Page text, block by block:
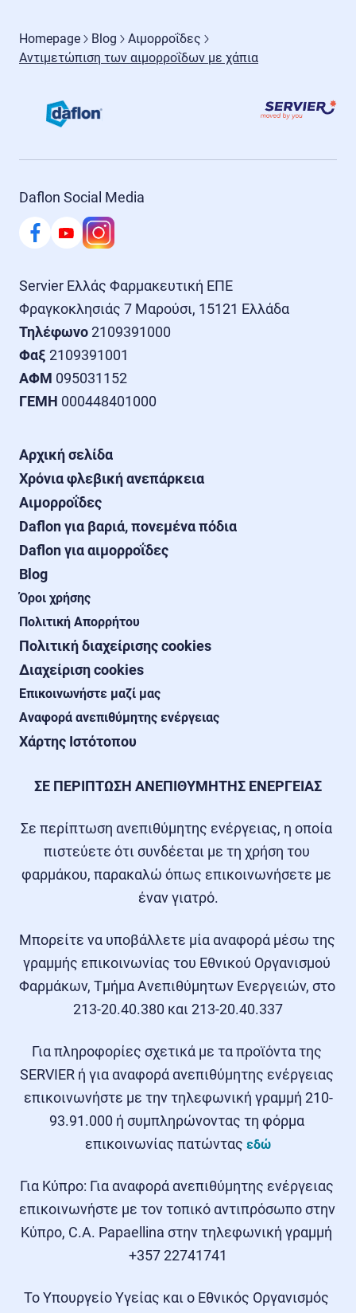
Homepage Blog
Αιμορροΐδες
Αντιμετώπιση των αιμορροΐδων με χάπια
Daflon Social Media
Servier Ελλάς Φαρμακευτική ΕΠΕ
Τηλέφωνο
Φαξ
ΑΦΜ
ΓΕΜΗ 000448401000
Αρχική σελίδα
Χρόνια φλεβική ανεπάρκεια
Αιμορροΐδες
Daflon για βαριά, πονεμένα πόδια
Daflon για αιμορροΐδες
Blog
Όροι χρήσης
Πολιτική Απορρήτου
Πολιτική διαχείρισης cookies
Διαχείριση cookies
Επικοινωνήστε μαζί μας
Αναφορά ανεπιθύμητης ενέργειας
Χάρτης Ιστότοπου
ΣΕ ΠΕΡΙΠΤΩΣΗ ΑΝΕΠΙΘΥΜΗΤΗΣ ΕΝΕΡΓΕΙΑΣ
Σε περίπτωση ανεπιθύμητης ενέργειας, η οποία
πιστεύετε ότι συνδέεται με τη χρήση του
φαρμάκου, παρακαλώ όπως επικοινωνήσετε με
έναν γιατρό.
Μπορείτε να υποβάλλετε μία αναφορά μέσω της
γραμμής επικοινωνίας του Εθνικού Οργανισμού
Φαρμάκων, Τμήμα Ανεπιθύμητων Ενεργειών, στο
213-20.40.380 και 213-20.40.337
Για πληροφορίες σχετικά με τα προϊόντα της
SERVIER ή για αναφορά ανεπιθύμητης ενέργειας
επικοινωνήστε με την τηλεφωνική γραμμή 210-
93.91.000 ή συμπληρώνοντας τη φόρμα
επικοινωνίας πατώντας εδώ
Για Κύπρο: Για αναφορά ανεπιθύμητης ενέργειας
επικοινωνήστε με τον τοπικό αντιπρόσωπο στην
Κύπρο, C.A. Papaellina στην τηλεφωνική γραμμή
+357 22741741
Το Υπουργείο Υγείας και ο Εθνικός Οργανισμός